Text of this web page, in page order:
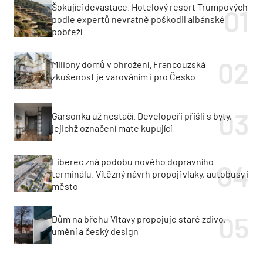
Šokující devastace. Hotelový resort Trumpových
podle expertů nevratně poškodil albánské
pobřeží
Miliony domů v ohrožení. Francouzská
zkušenost je varováním i pro Česko
Garsonka už nestačí. Developeři přišli s byty,
jejichž označení mate kupující
Liberec zná podobu nového dopravního
terminálu. Vítězný návrh propojí vlaky, autobusy i
město
Dům na břehu Vltavy propojuje staré zdivo,
umění a český design